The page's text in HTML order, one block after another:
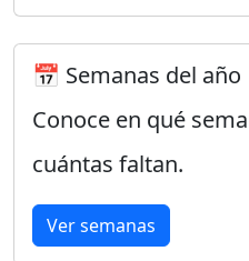
📅 Semanas del año
Conoce en qué
cuántas faltan.
Ver semanas